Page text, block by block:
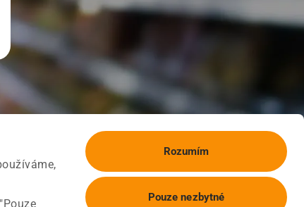
Rozumím
Pouze nezbytné